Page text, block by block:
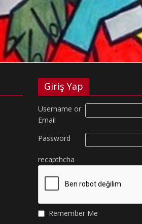
Giriş Yap
Username or
Email
Password
recapthcha
Remember Me